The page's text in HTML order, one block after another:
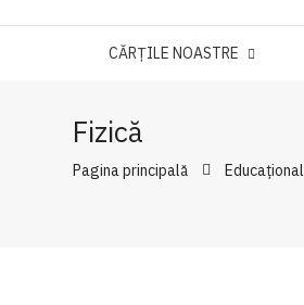
CĂRȚILE NOASTRE
Fizică
Pagina principală Educațional